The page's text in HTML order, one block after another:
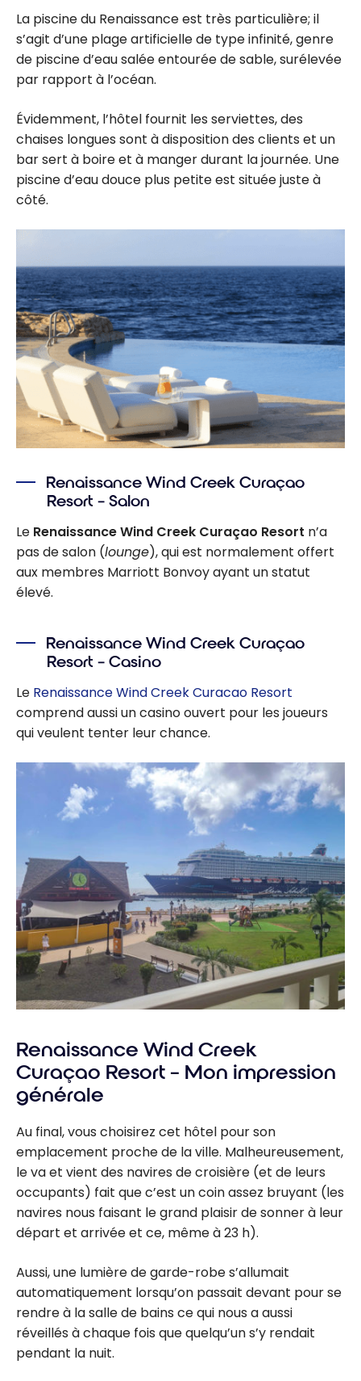
La piscine du Renaissance est très particulière; il
s’agit d’une plage artificielle de type infinité, genre
de piscine d’eau salée entourée de sable, surélevée
par rapport à l’océan.
Évidemment, l’hôtel fournit les serviettes, des
chaises longues sont à disposition des clients et un
bar sert à boire et à manger durant la journée. Une
piscine d’eau douce plus petite est située juste à
côté.
Renaissance Wind Creek Curaçao
Resort – Salon
Le Renaissance Wind Creek Curaçao Resort n’a
pas de salon (lounge), qui est normalement offert
aux membres Marriott Bonvoy ayant un statut
élevé.
Renaissance Wind Creek Curaçao
Resort – Casino
Le Renaissance Wind Creek Curacao Resort
comprend aussi un casino ouvert pour les joueurs
qui veulent tenter leur chance.
Renaissance Wind Creek
Curaçao Resort – Mon impression
générale
Au final, vous choisirez cet hôtel pour son
emplacement proche de la ville. Malheureusement,
le va et vient des navires de croisière (et de leurs
occupants) fait que c’est un coin assez bruyant (les
navires nous faisant le grand plaisir de sonner à leur
départ et arrivée et ce, même à 23 h).
Aussi, une lumière de garde-robe s’allumait
automatiquement lorsqu’on passait devant pour se
rendre à la salle de bains ce qui nous a aussi
réveillés à chaque fois que quelqu’un s’y rendait
pendant la nuit.